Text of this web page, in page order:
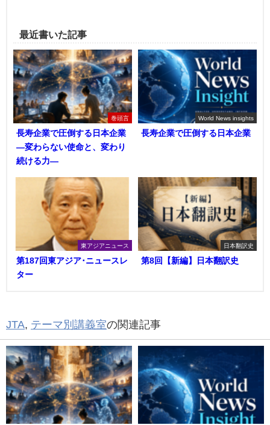
最近書いた記事
巻頭言
長寿企業で圧倒する日本企業
―変わらない使命と、変わり
続ける力―
World News insights
長寿企業で圧倒する日本企業
東アジアニュース
第187回東アジア･ニュースレ
ター
日本翻訳史
第8回【新編】日本翻訳史
JTA テーマ別講義室の関連記事